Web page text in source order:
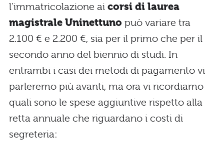
l’immatricolazione ai corsi di laurea
magistrale Uninettuno può variare tra
2.100 € e 2.200 €, sia per il primo che per il
secondo anno del biennio di studi. In
entrambi i casi dei metodi di pagamento vi
parleremo più avanti, ma ora vi ricordiamo
quali sono le spese aggiuntive rispetto alla
retta annuale che riguardano i costi di
segreteria: